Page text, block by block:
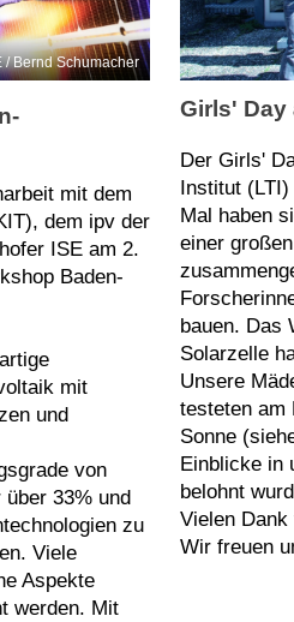
/ Bernd Schumacher
mit dem
dem ipv der
ISE am 2.
Baden-
mit
und
von
über 33% und
zu
Viele
Aspekte
werden. Mit
Girls' Day
Der Girls'
Institut
Mal haben
einer
bauen. Das
Solarzelle
Unsere
testeten am
Sonne
Einblicke in
belohnt
Vielen Dank
Wir freuen